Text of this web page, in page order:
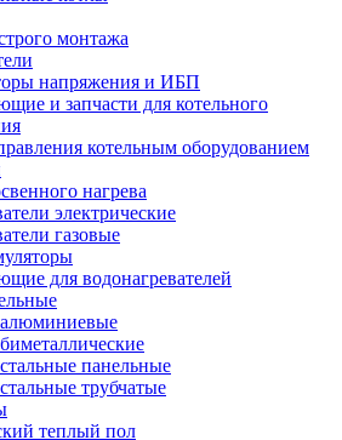
монтажа
напряжения и ИБП
и запчасти для котельного
котельным оборудованием
нагрева
электрические
газовые
для водонагревателей
панельные
трубчатые
теплый пол